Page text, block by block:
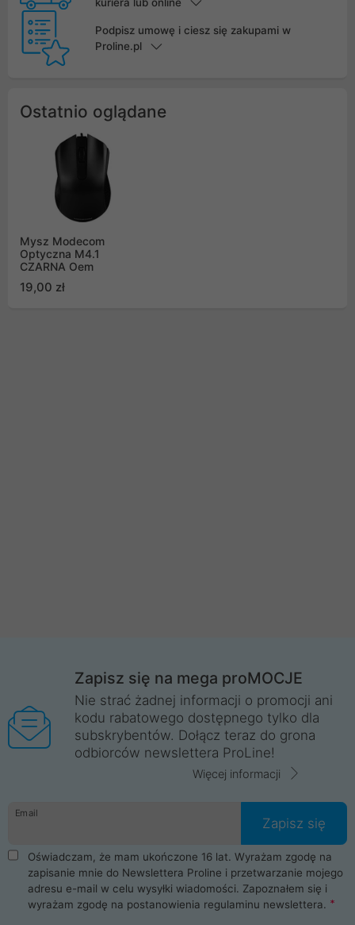
Podpisz umowę i ciesz się zakupami w
Proline.pl
Ostatnio oglądane
Mysz Modecom
Optyczna M4.1
CZARNA Oem
19,00 zł
Zapisz się na mega proMOCJE
Nie strać żadnej informacji o promocji ani
kodu rabatowego dostępnego tylko dla
subskrybentów. Dołącz teraz do grona
odbiorców newslettera ProLine!
Więcej informacji
Email
Zapisz się
Oświadczam, że mam ukończone 16 lat. Wyrażam zgodę na
zapisanie mnie do Newslettera Proline i przetwarzanie mojego
adresu e-mail w celu wysyłki wiadomości. Zapoznałem się i
wyrażam zgodę na postanowienia regulaminu newslettera.